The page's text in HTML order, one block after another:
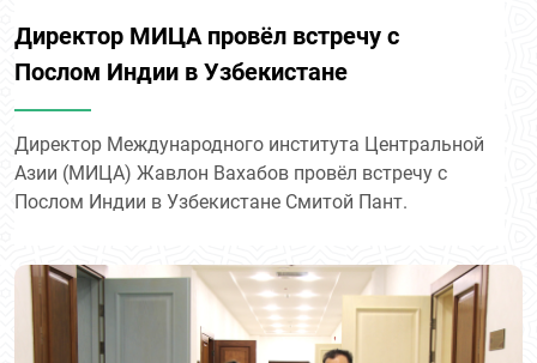
Директор МИЦА провёл встречу с
Послом Индии в Узбекистане
Директор Международного института Центральной
Азии (МИЦА) Жавлон Вахабов провёл встречу с
Послом Индии в Узбекистане Смитой Пант.